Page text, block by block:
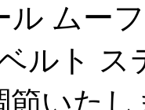
ル ムー
ルト
節いた